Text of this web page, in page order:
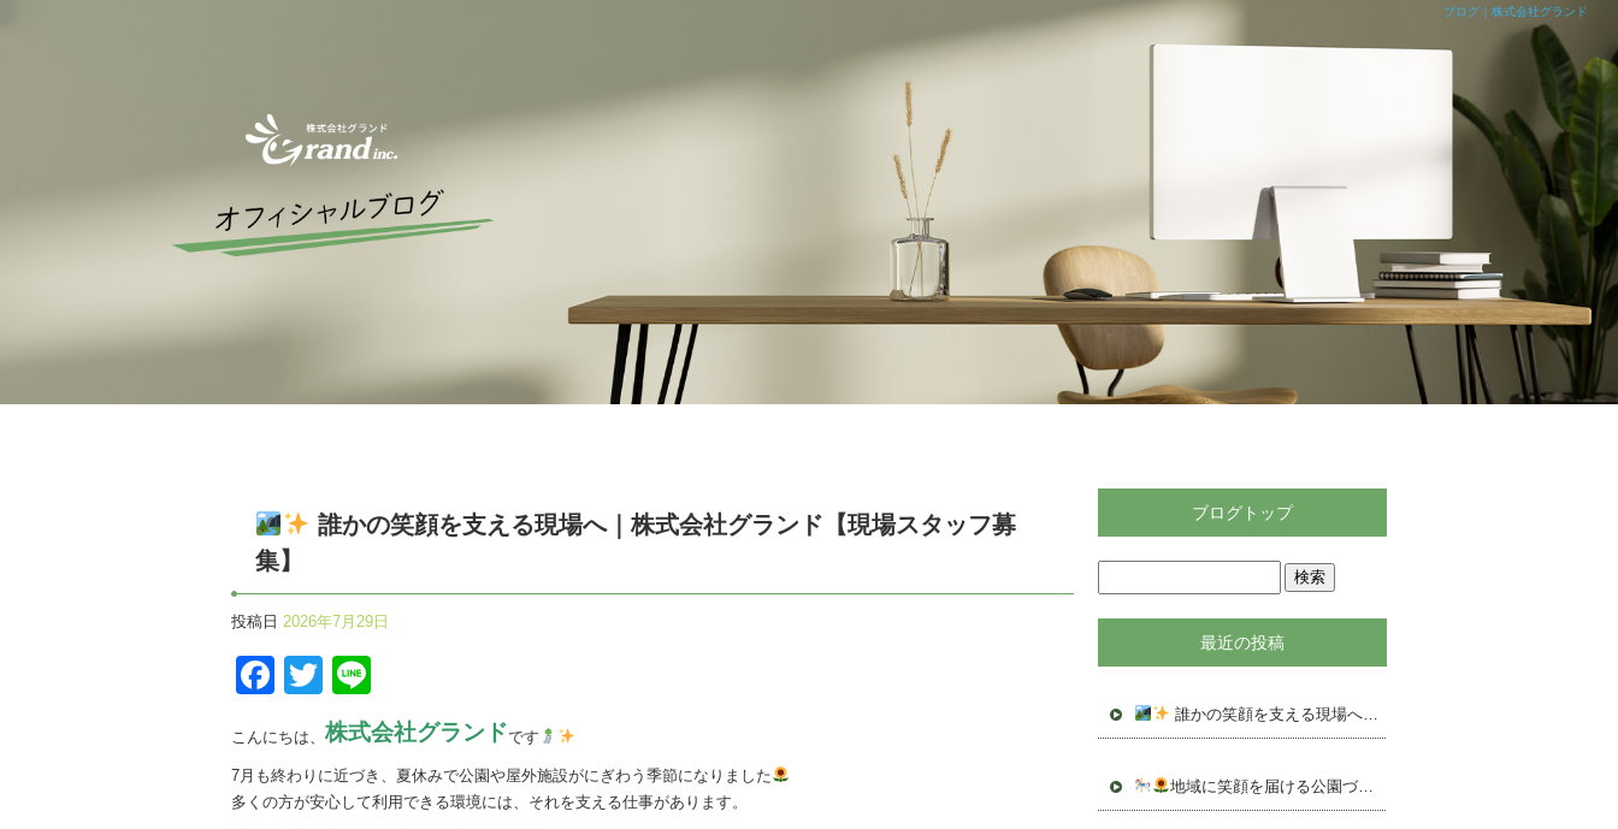
ブログ｜株式会社グランド
誰かの笑顔を支える現場へ｜株式会社グランド【現場スタッフ募
集】
投稿日 2026年7月29日
Facebook
Twitter
こんにちは、 株式会社グランドです
7月も終わりに近づき、夏休みで公園や屋外施設がにぎわう季節になりました
多くの方が安心して利用できる環境には、それを支える仕事があります。
ブログトップ
最近の投稿
誰かの笑顔を支える現場へ｜株式会社グランド【現場スタッフ募集】
地域に笑顔を届ける公園づくり｜株式会社グランド スタッフ募集（群馬県伊勢崎市）